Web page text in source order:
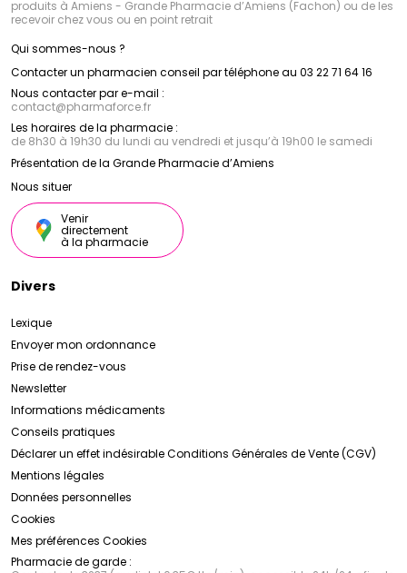
produits à Amiens - Grande Pharmacie d’Amiens (Fachon) ou de les
recevoir chez vous ou en point retrait
Qui sommes-nous ?
Contacter un pharmacien conseil par téléphone au 03 22 71 64 16
Nous contacter par e-mail :
contact@pharmaforce.fr
Les horaires de la pharmacie :
de 8h30 à 19h30 du lundi au vendredi et jusqu’à 19h00 le samedi
Présentation de la Grande Pharmacie d’Amiens
Nous situer
Venir
directement
à la pharmacie
Divers
Lexique
Envoyer mon ordonnance
Prise de rendez-vous
Newsletter
Informations médicaments
Conseils pratiques
Déclarer un effet indésirableConditions Générales de Vente (CGV)
Mentions légales
Données personnelles
Cookies
Mes préférences Cookies
Pharmacie de garde :